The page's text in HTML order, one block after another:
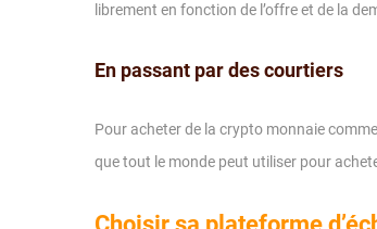
librement en fonction de l’offre et de la
En passant par des courtiers
Pour acheter de la crypto monnaie
que tout le monde peut utiliser pour